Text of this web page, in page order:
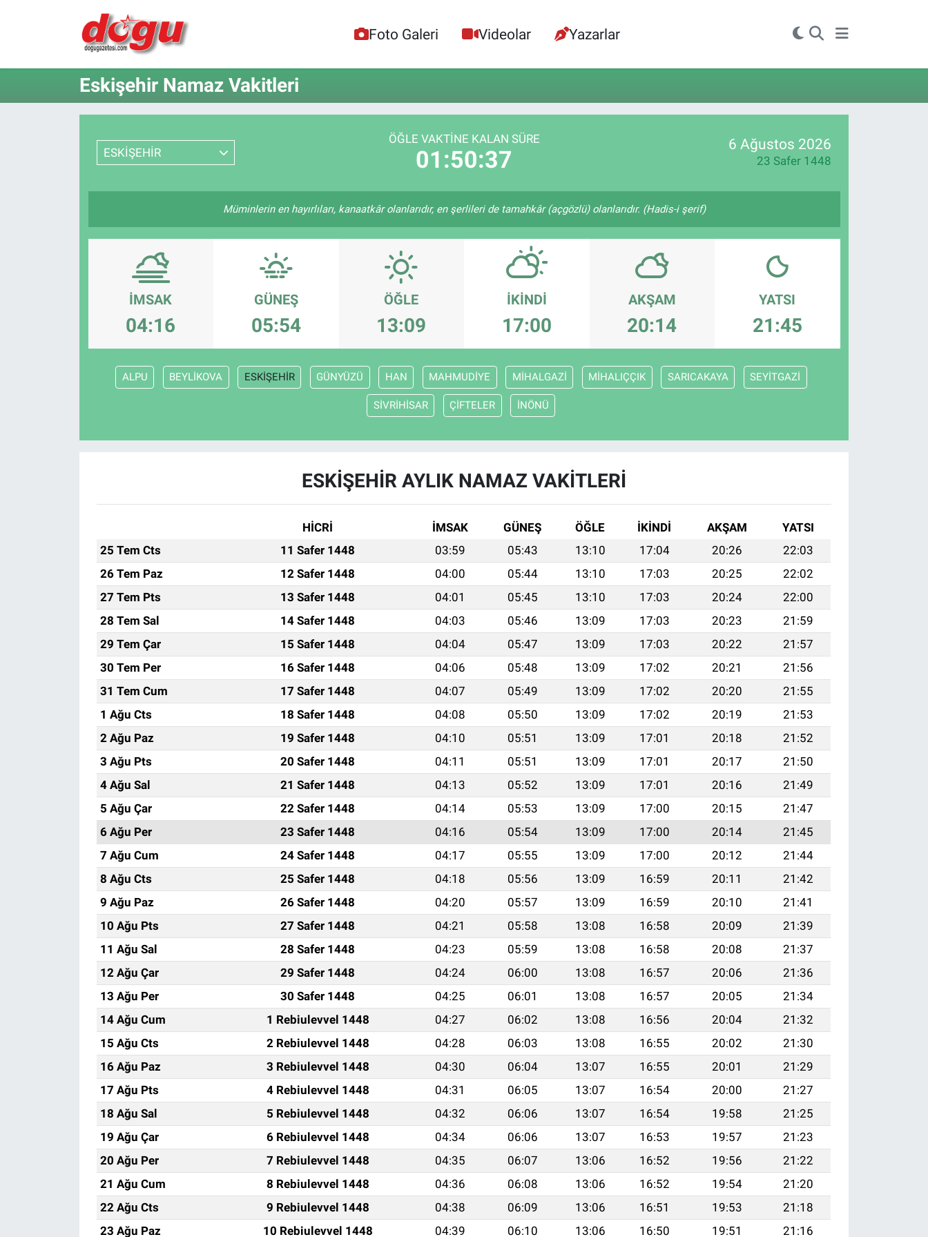
Foto Galeri Videolar Yazarlar
Eskişehir Namaz Vakitleri
ESKİŞEHİR
ÖĞLE VAKTINE KALAN SÜRE
01:50:37
6 Ağustos 2026
23 Safer 1448
Müminlerin en hayırlıları, kanaatkâr olanlarıdır, en şerlileri de tamahkâr (açgözlü) olanlarıdır. (Hadis-i şerif)
İMSAK
04:16
GÜNEŞ
05:54
ÖĞLE
13:09
İKINDI
17:00
AKŞAM
20:14
YATSI
21:45
ALPU BEYLİKOVA ESKİŞEHİR GÜNYÜZÜ HAN MAHMUDİYE MİHALGAZİ MİHALIÇÇIK SARICAKAYA SEYİTGAZİ
SİVRİHİSAR ÇİFTELER İNÖNÜ
ESKİŞEHİR AYLIK NAMAZ VAKITLERI
HİCRİ İMSAK GÜNEŞ ÖĞLE İKINDI AKŞAM
YATSI
25 Tem Cts
11 Safer 1448 03:59 05:43 13:10 17:04 20:26
22:03
26 Tem Paz
12 Safer 1448 04:00 05:44 13:10 17:03 20:25
22:02
27 Tem Pts
13 Safer 1448 04:01 05:45 13:10 17:03 20:24
22:00
28 Tem Sal
14 Safer 1448 04:03 05:46 13:09 17:03 20:23
21:59
29 Tem Çar
15 Safer 1448 04:04 05:47 13:09 17:03 20:22
21:57
30 Tem Per
16 Safer 1448 04:06 05:48 13:09 17:02 20:21
21:56
31 Tem Cum
17 Safer 1448 04:07 05:49 13:09 17:02 20:20
21:55
1 Ağu Cts
18 Safer 1448 04:08 05:50 13:09 17:02 20:19
21:53
2 Ağu Paz
19 Safer 1448 04:10 05:51 13:09 17:01 20:18
21:52
3 Ağu Pts
20 Safer 1448 04:11 05:51 13:09 17:01 20:17
21:50
4 Ağu Sal
21 Safer 1448 04:13 05:52 13:09 17:01 20:16
21:49
5 Ağu Çar
22 Safer 1448 04:14 05:53 13:09 17:00 20:15
21:47
6 Ağu Per
23 Safer 1448 04:16 05:54 13:09 17:00 20:14
21:45
7 Ağu Cum
24 Safer 1448 04:17 05:55 13:09 17:00 20:12
21:44
8 Ağu Cts
25 Safer 1448 04:18 05:56 13:09 16:59 20:11
21:42
9 Ağu Paz
26 Safer 1448 04:20 05:57 13:09 16:59 20:10
21:41
10 Ağu Pts
27 Safer 1448 04:21 05:58 13:08 16:58 20:09
21:39
11 Ağu Sal
28 Safer 1448 04:23 05:59 13:08 16:58 20:08
21:37
12 Ağu Çar
29 Safer 1448 04:24 06:00 13:08 16:57 20:06
21:36
13 Ağu Per
30 Safer 1448 04:25 06:01 13:08 16:57 20:05
21:34
14 Ağu Cum
1 Rebiulevvel 1448 04:27 06:02 13:08 16:56 20:04
21:32
15 Ağu Cts
2 Rebiulevvel 1448 04:28 06:03 13:08 16:55 20:02
21:30
16 Ağu Paz
3 Rebiulevvel 1448 04:30 06:04 13:07 16:55 20:01
21:29
17 Ağu Pts
4 Rebiulevvel 1448 04:31 06:05 13:07 16:54 20:00
21:27
18 Ağu Sal
5 Rebiulevvel 1448 04:32 06:06 13:07 16:54 19:58
21:25
19 Ağu Çar
6 Rebiulevvel 1448 04:34 06:06 13:07 16:53 19:57
21:23
20 Ağu Per
7 Rebiulevvel 1448 04:35 06:07 13:06 16:52 19:56
21:22
21 Ağu Cum
8 Rebiulevvel 1448 04:36 06:08 13:06 16:52 19:54
21:20
22 Ağu Cts
9 Rebiulevvel 1448 04:38 06:09 13:06 16:51 19:53
21:18
23 Ağu Paz
10 Rebiulevvel 1448 04:39 06:10 13:06 16:50 19:51 21:16
ERZINCAN
GÜNDEM
EKONOMİ